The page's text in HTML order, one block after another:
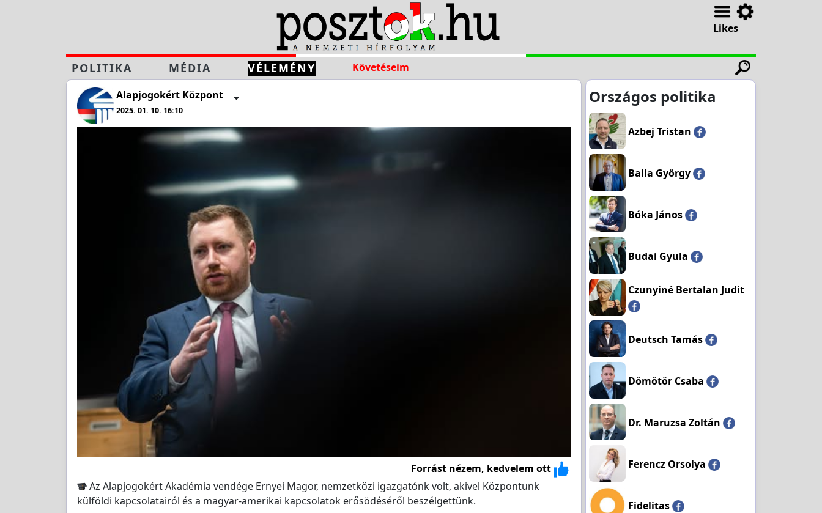
Likes
POLITIKA MÉDIA VÉLEMÉNY Követéseim
Alapjogokért Központ
2025. 01. 10. 16:10
Forrást nézem, kedvelem ott
Az Alapjogokért Akadémia vendége Ernyei Magor, nemzetközi igazgatónk volt, akivel Központunk
külföldi kapcsolatairól és a magyar-amerikai kapcsolatok erősödéséről beszélgettünk.
Országos politika
Azbej Tristan
Balla György
Bóka János
Budai Gyula
Czunyiné Bertalan Judit
Deutsch Tamás
Dömötör Csaba
Dr. Maruzsa Zoltán
Ferencz Orsolya
Fidelitas